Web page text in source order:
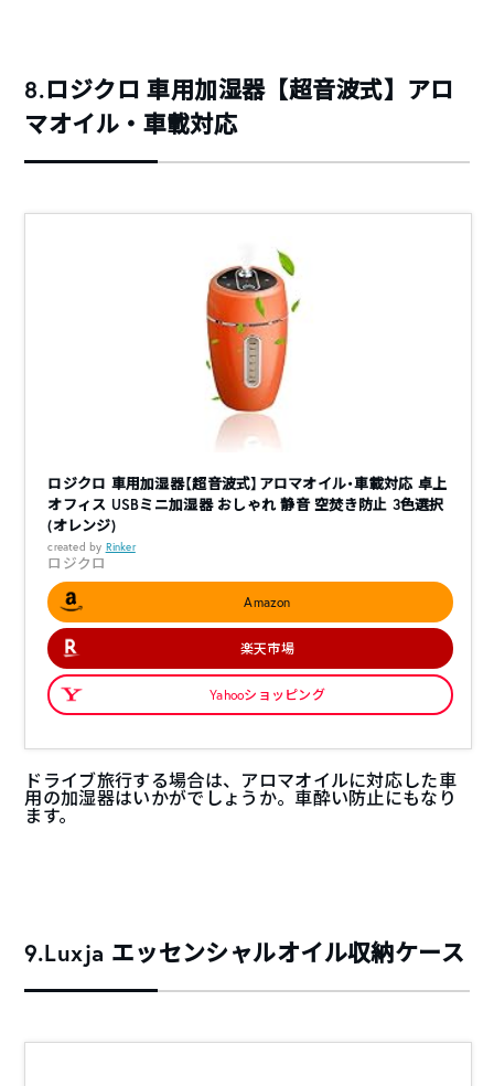
8.ロジクロ 車用加湿器【超音波式】アロ
マオイル・車載対応
ロジクロ 車用加湿器【超音波式】アロマオイル・車載対応 卓上
オフィス USBミニ加湿器 おしゃれ 静音 空焚き防止 3色選択
(オレンジ)
created by Rinker
ロジクロ
Amazon
楽天市場
Yahooショッピング
ドライブ旅行する場合は、アロマオイルに対応した車
用の加湿器はいかがでしょうか。車酔い防止にもなり
ます。
9.Luxja エッセンシャルオイル収納ケース